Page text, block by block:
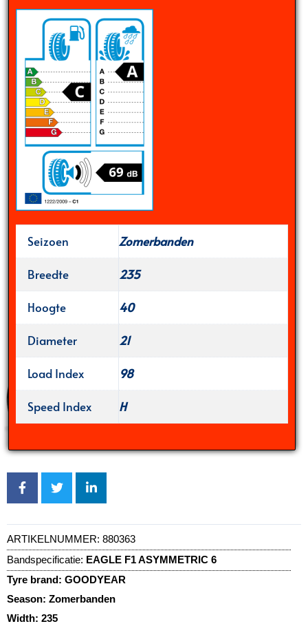
Seizoen
Zomerbanden
Breedte
235
Hoogte
40
Diameter
21
Load Index
98
Speed Index
H
ARTIKELNUMMER: 880363
Bandspecificatie: EAGLE F1 ASYMMETRIC 6
Tyre brand: GOODYEAR
Season: Zomerbanden
Width: 235